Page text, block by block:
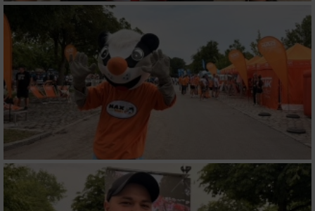
Verwendung genauer Standortdaten
Geräte anhand von aktiv angeforderten
Informationen identifizieren
Nicht-IAB-Verarbeitungszwecke:
Notwendig
Performance
Funktional